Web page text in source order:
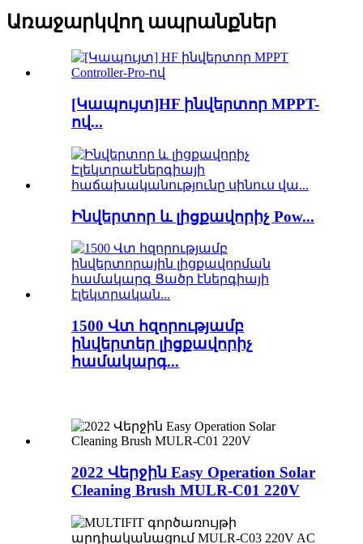
Առաջարկվող ապրանքներ
[Կապույտ]HF ինվերտոր MPPT-
ով...
Ինվերտոր և լիցքավորիչ Pow...
1500 Վտ հզորությամբ
ինվերտեր լիցքավորիչ
համակարգ...
2022 Վերջին Easy Operation Solar
Cleaning Brush MULR-C01 220V